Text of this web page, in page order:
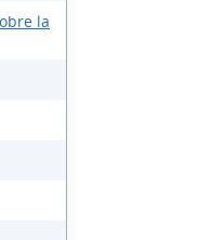
la